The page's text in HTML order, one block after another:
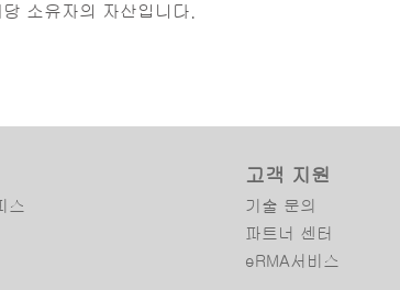
소유자의 자산입니다.
스
고객 지원
기술 문의
파트너 센터
eRMA서비스